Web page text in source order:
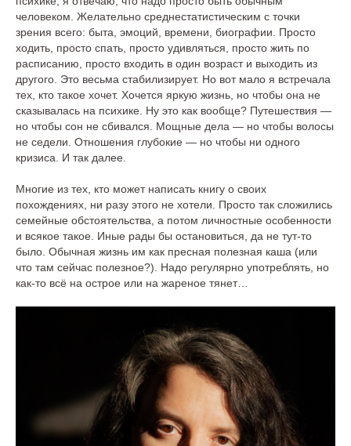
человеком. Желательно среднестатистическим с точки
зрения всего: быта, эмоций, времени, биографии. Просто
ходить, просто спать, просто удивляться, просто жить по
расписанию, просто входить в один возраст и выходить из
другого. Это весьма стабилизирует. Но вот мало я встречала
тех, кто такое хочет. Хочется яркую жизнь, но чтобы она не
сказывалась на психике. Ну это как вообще? Путешествия —
но чтобы сон не сбивался. Мощные дела — но чтобы волосы
не седели. Отношения глубокие — но чтобы ни одного
кризиса. И так далее.
Многие из тех, кто может написать книгу о своих
похождениях, ни разу этого не хотели. Просто так сложились
семейные обстоятельства, а потом личностные особенности
и всякое такое. Иные рады бы остановиться, да не тут-то
было. Обычная жизнь им как пресная полезная каша (или
что там сейчас полезное?). Надо регулярно употреблять, но
как-то всё на острое или на жареное тянет…